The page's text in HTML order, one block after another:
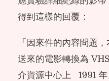
得到這樣的回覆：
「因來件的內容問題
送來的電影轉換為
介資源中心上 1991 年